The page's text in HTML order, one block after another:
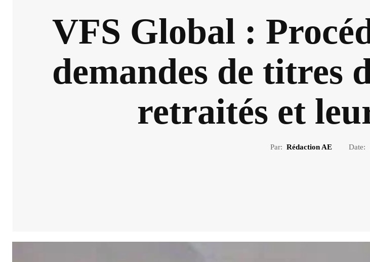
VFS Global :
demandes de titres
retraités et
Par: Rédaction AE Date: